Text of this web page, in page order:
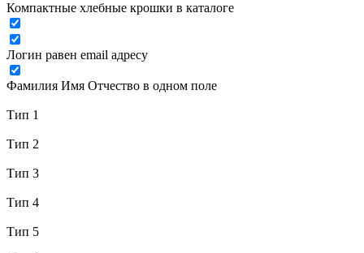
Компактные хлебные крошки в каталоге
Логин равен email адресу
Фамилия Имя Отчество в одном поле
Тип 1
Тип 2
Тип 3
Тип 4
Тип 5